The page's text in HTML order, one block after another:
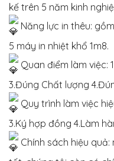
kế trên 5 năm kinh
Năng lực in thêu:
5 máy in nhiệt khổ 1m8.
Quan điểm làm việc:
3.Đúng Chất lượng
Quy trình làm việc
3.Ký hợp đồng 4.Làm
Chính sách hiệu